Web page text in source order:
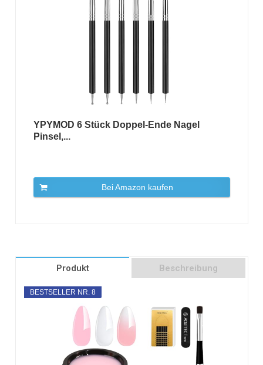
YPYMOD 6 Stück Doppel-Ende Nagel
Pinsel,...
Bei Amazon kaufen
Produkt Beschreibung
BESTSELLER NR. 8